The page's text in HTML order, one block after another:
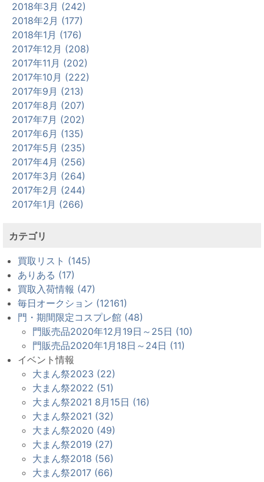
2018年3月 (242)
2018年2月 (177)
2018年1月 (176)
2017年12月 (208)
2017年11月 (202)
2017年10月 (222)
2017年9月 (213)
2017年8月 (207)
2017年7月 (202)
2017年6月 (135)
2017年5月 (235)
2017年4月 (256)
2017年3月 (264)
2017年2月 (244)
2017年1月 (266)
カテゴリ
買取リスト (145)
ありある (17)
買取入荷情報 (47)
毎日オークション (12161)
門・期間限定コスプレ館 (48)
門販売品2020年12月19日～25日 (10)
門販売品2020年1月18日～24日 (11)
イベント情報
大まん祭2023 (22)
大まん祭2022 (51)
大まん祭2021 8月15日 (16)
大まん祭2021 (32)
大まん祭2020 (49)
大まん祭2019 (27)
大まん祭2018 (56)
大まん祭2017 (66)